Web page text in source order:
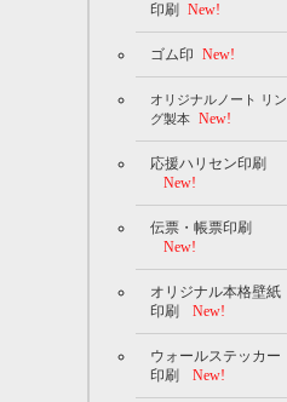
印刷
New!
ゴム印 New!
オリジナルノート リン
グ製本 New!
応援ハリセン印刷
New!
伝票・帳票印刷
New!
オリジナル本格壁紙
印刷
New!
ウォールステッカー
印刷
New!